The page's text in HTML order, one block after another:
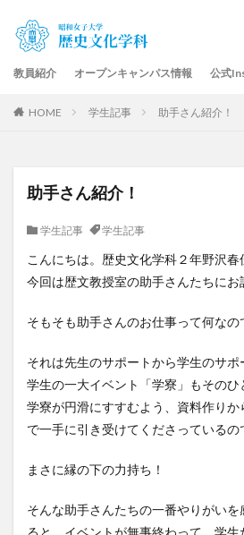
教員紹介 オープンキャンパス情報 公式
HOME 学生記事 助手さん紹介！
助手さん紹介！
学生記事 学生記事
こんにちは。歴史文化学科２年野沢春
今回は歴文教授室の助手さんたちにお
そもそも助手さんのお仕事って何なの
それは先生のサポートから学生のサポ
学生の一大イベント「学寮」もそのひ
学寮が円滑にすすむよう、資料作りか
で一手に引き受けてくださっているの
まさに縁の下の力持ち！
そんな助手さんたちの一番やりがい
ると、イベントが無事終わって、学生